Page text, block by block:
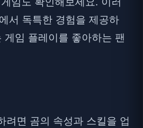
서 독특한 경험을 제공하
임 플레이를 좋아하는 팬
려면 곰의 속성과 스킬을 업